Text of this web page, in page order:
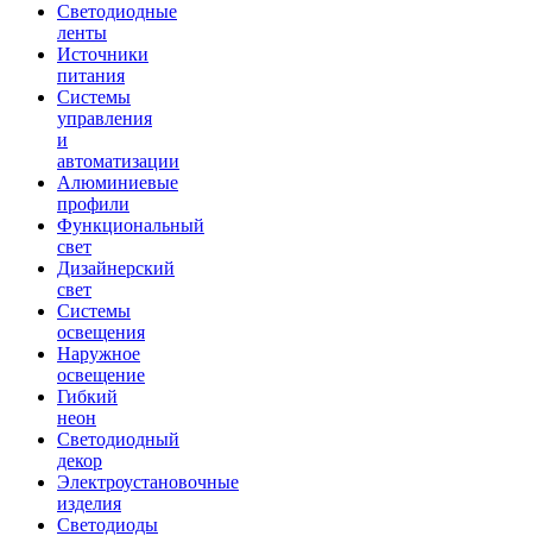
Светодиодные
ленты
Источники
питания
Системы
управления
и
автоматизации
Алюминиевые
профили
Функциональный
свет
Дизайнерский
свет
Системы
освещения
Наружное
освещение
Гибкий
неон
Светодиодный
декор
Электроустановочные
изделия
Светодиоды